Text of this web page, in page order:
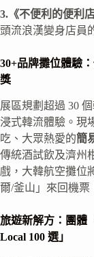
3.《不便利的便利
頭流浪漢變身店員
30+品牌攤位體驗
獎
展區規劃超過 30
浸式韓流體驗。現
吃、大眾熱愛的簡
傳統酒試飲及濟州
戲，大韓航空攤位
爾/釜山」來回機票
旅遊新解方：團體
Local 100 選」